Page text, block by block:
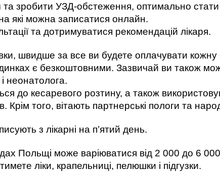
зробити УЗД-обстеження, оптимально стати
які можна записатися онлайн.
та дотримуватися рекомендацій лікаря.
швидше за все ви будете оплачувати
є безкоштовними. Зазвичай ви також
неонатолога.
до кесаревого розтину, а також
Крім того, вітають партнерські пологи та
з лікарні на п’ятий день.
Польщі може варіюватися від 2 000 до 6
ліки, крапельниці, пелюшки і підгузки.